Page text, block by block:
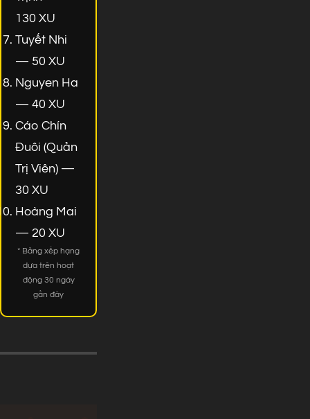
130 XU
Tuyết Nhi
— 50 XU
Nguyen Ha
— 40 XU
Cáo Chín
Đuôi (Quản
Trị Viên) —
30 XU
Hoàng Mai
— 20 XU
* Bảng xếp hạng
dựa trên hoạt
động 30 ngày
gần đây